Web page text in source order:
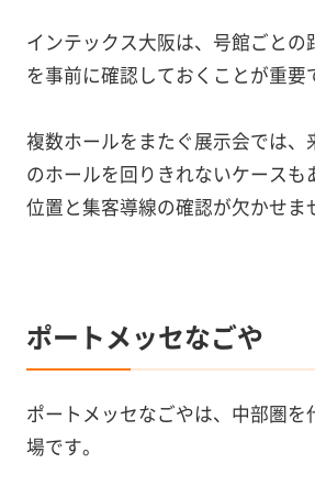
インテックス大阪は、号館ごとの
を事前に確認しておくことが重要
複数ホールをまたぐ展示会では、
のホールを回りきれないケースも
位置と集客導線の確認が欠かせま
ポートメッセなごや
ポートメッセなごやは、中部圏を
場です。